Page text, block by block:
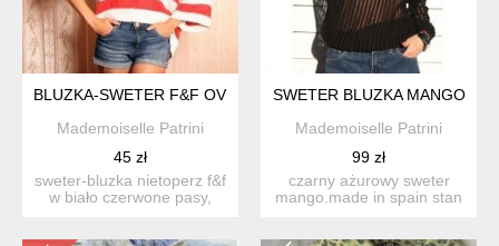
BLUZKA-SWETER F&F OVERSIZED
Mademoiselle Patrini
45 zł
sweter-bluzka nietoperz f&f
w biało czerwone pasy,
SWETER BLUZKA MANGO
Mademoiselle Patrini
99 zł
czarny ażurowy sweter
mango.made in spain stan